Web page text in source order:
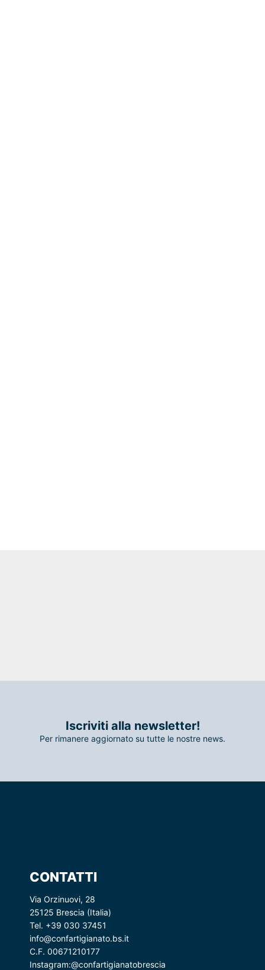
Iscriviti alla newsletter!
Per rimanere aggiornato su tutte le nostre news.
CONTATTI
Via Orzinuovi, 28
25125 Brescia (Italia)
Tel. +39 030 37451
info@confartigianato.bs.it
C.F. 00671210177
Instagram:@confartigianatobrescia